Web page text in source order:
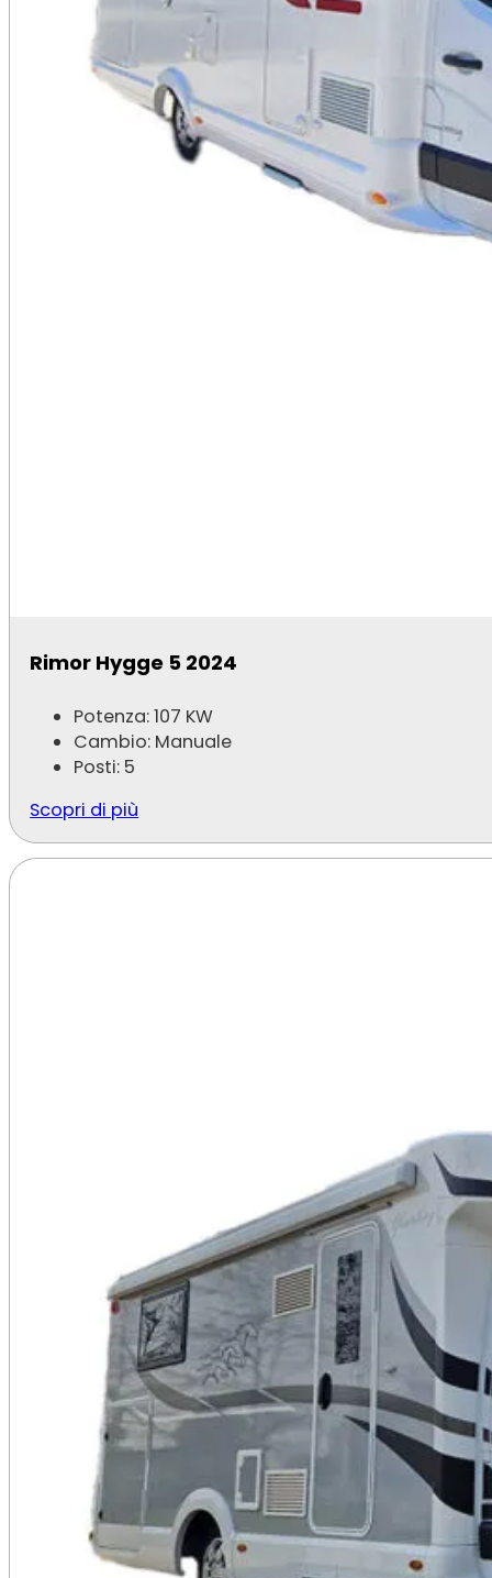
Rimor Hygge 5 2024
Potenza: 107 KW
Cambio: Manuale
Posti: 5
Scopri di più